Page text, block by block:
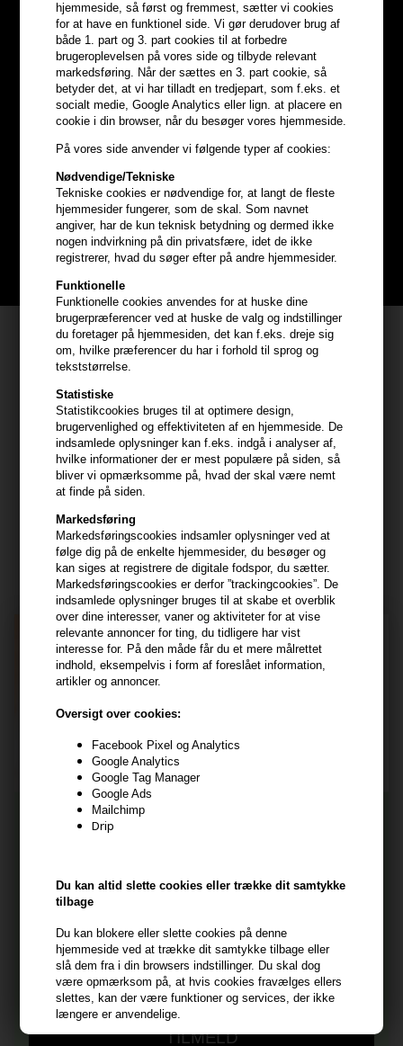
hjemmeside, så først og fremmest, sætter vi cookies
for at have en funktionel side. Vi gør derudover brug af
både 1. part og 3. part cookies til at forbedre
brugeroplevelsen på vores side og tilbyde relevant
markedsføring. Når der sættes en 3. part cookie, så
betyder det, at vi har tilladt en tredjepart, som f.eks. et
socialt medie, Google Analytics eller lign. at placere en
cookie i din browser, når du besøger vores hjemmeside.
På vores side anvender vi følgende typer af cookies:
Nødvendige/Tekniske
Tekniske cookies er nødvendige for, at langt de fleste
hjemmesider fungerer, som de skal. Som navnet
angiver, har de kun teknisk betydning og dermed ikke
nogen indvirkning på din privatsfære, idet de ikke
registrerer, hvad du søger efter på andre hjemmesider.
Funktionelle
Funktionelle cookies anvendes for at huske dine
brugerpræferencer ved at huske de valg og indstillinger
du foretager på hjemmesiden, det kan f.eks. dreje sig
om, hvilke præferencer du har i forhold til sprog og
tekststørrelse.
Statistiske
Statistikcookies bruges til at optimere design,
brugervenlighed og effektiviteten af en hjemmeside. De
indsamlede oplysninger kan f.eks. indgå i analyser af,
hvilke informationer der er mest populære på siden, så
bliver vi opmærksomme på, hvad der skal være nemt
at finde på siden.
Markedsføring
Markedsføringscookies indsamler oplysninger ved at
følge dig på de enkelte hjemmesider, du besøger og
kan siges at registrere de digitale fodspor, du sætter.
Markedsføringscookies er derfor ”trackingcookies”. De
indsamlede oplysninger bruges til at skabe et overblik
over dine interesser, vaner og aktiviteter for at vise
relevante annoncer for ting, du tidligere har vist
interesse for. På den måde får du et mere målrettet
indhold, eksempelvis i form af foreslået information,
artikler og annoncer.
Oversigt over cookies:
Facebook Pixel og Analytics
Google Analytics
Google Tag Manager
Google Ads
Mailchimp
Drip
Du kan altid slette cookies eller trække dit samtykke
tilbage
Du kan blokere eller slette cookies på denne
hjemmeside ved at trække dit samtykke tilbage eller
slå dem fra i din browsers indstillinger. Du skal dog
være opmærksom på, at hvis cookies fravælges ellers
slettes, kan der være funktioner og services, der ikke
længere er anvendelige.
Du har altid mulighed for at trække dit samtykke til
Optjen5% bonuskronerpå
hele din ordre
Bliv helt gratis en del af vores kundeklub og optjen rabatter når du
handler
Kundeservice
HAIR247
Frisenborgvej 6A
7800 Skive
CVR: 44874253
kundeservice@hair247.dk
Tlf. 23839799 (hverdage 9-14)
Modtag tilbud mm
Tilmeld dig nyhedsbrev - du kan altid afmelde det igen.
Læs mere her
Husk at vi har
Gratis fragt til ved køb over 399 kr på udvalgte fragtformer
Vi sender samme hverdag ved bestilling inden kl 14:45
+9600 anmeldelser på Trustpilot , 4.9 Rating
Vi er E-mærket - Din sikkerhed
Tilmeld dig nyhedsbrevet
direkte i din indbakke.
E-mail
TILMELD